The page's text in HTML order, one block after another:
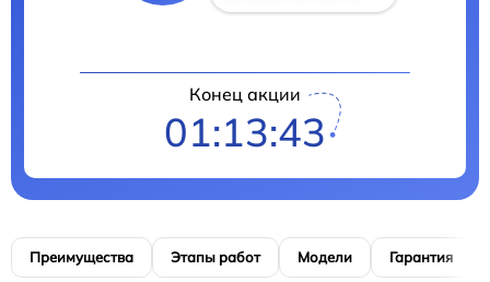
Конец акции
01:13:41
Преимущества Этапы работ Модели Гарантия